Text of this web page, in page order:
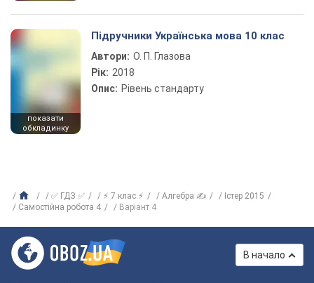
показати
обкладинку
Підручники Українська мова 10 клас
Автори: О. П. Глазова
Рік: 2018
Опис: Рівень стандарту
✅ ГДЗ ✅ ⚡ 7 клас ⚡ Алгебра ✍
Істер 2015
Самостійна робота 4
Варіант 4
В начало